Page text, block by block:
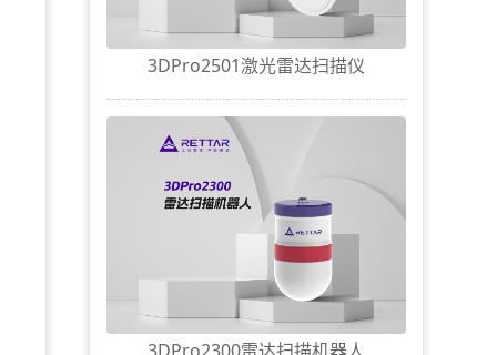
3DPro2501激光雷达扫描仪